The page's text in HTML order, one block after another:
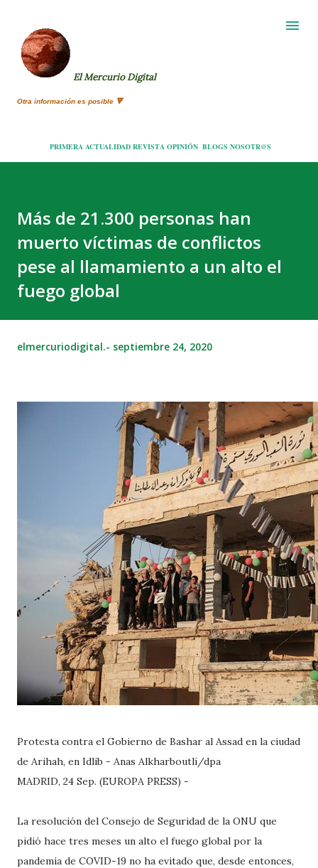
El Mercurio Digital
Otra información es posible 🔻
PRIMERA ACTUALIDAD REVISTA OPINIÓN BLOGS NOSOTR@S
Más de 21.300 personas han
muerto víctimas de conflictos
pese al llamamiento a un alto el
fuego global
elmercuriodigital.- septiembre 24, 2020
Protesta contra el Gobierno de Bashar al Assad en la ciudad
de Arihah, en Idlib - Anas Alkharboutli/dpa
MADRID, 24 Sep. (EUROPA PRESS) -
La resolución del Consejo de Seguridad de la ONU que
pidió hace tres meses un alto el fuego global por la
pandemia de COVID-19 no ha evitado que, desde entonces,